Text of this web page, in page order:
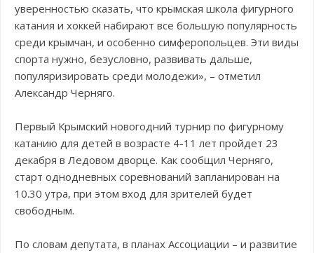
уверенностью сказать, что крымская школа фигурного
катания и хоккей набирают все большую популярность
среди крымчан, и особенно симферопольцев. Эти виды
спорта нужно, безусловно, развивать дальше,
популяризировать среди молодежи», – отметил
Александр Черняго.
Первый Крымский новогодний турнир по фигурному
катанию для детей в возрасте 4-11 лет пройдет 23
декабря в Ледовом дворце. Как сообщил Черняго,
старт однодневных соревнований запланирован на
10.30 утра, при этом вход для зрителей будет
свободным.
По словам депутата, в планах Ассоциации – и развитие